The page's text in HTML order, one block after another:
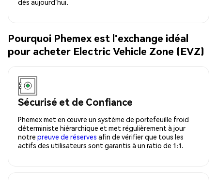
dès aujourd’hui.
Pourquoi Phemex est l'exchange idéal
pour acheter Electric Vehicle Zone (EVZ)
Sécurisé et de Confiance
Phemex met en œuvre un système de portefeuille froid
déterministe hiérarchique et met régulièrement à jour
notre preuve de réserves afin de vérifier que tous les
actifs des utilisateurs sont garantis à un ratio de 1:1.